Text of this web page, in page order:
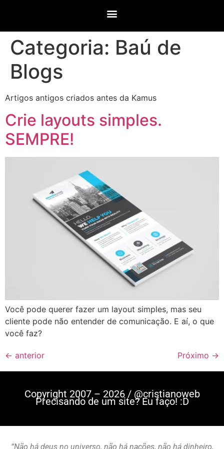
Categoria: Baú de
Blogs
Artigos antigos criados antes da Kamus
Crie layouts simples.
SEMPRE!
Você pode querer fazer um layout simples, mas seu
cliente pode não entender de comunicação. E aí, o que
você faz?
← anterior Próximo →
Copyright 2007 – 2026 / @cristianoweb
Precisando de um site? Eu faço! :D
“Não há deus no universo, não há nações, não há dinheiro,